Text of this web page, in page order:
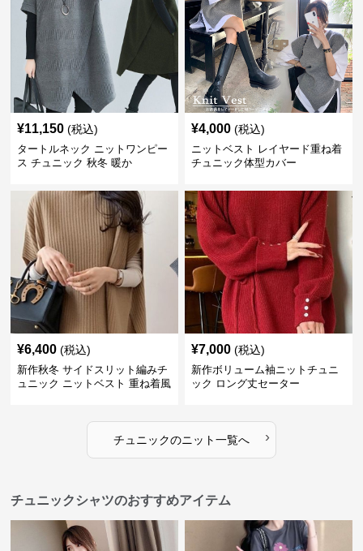
¥11,150 (税込)
タートルネック ニットワンピー
ス チュニック 秋冬 暖か
¥4,000 (税込)
ニットベスト レイヤード重ね着
チュニック体型カバー
¥6,400 (税込)
新作秋冬 サイドスリット編みチ
ュニック ニットベスト 重ね着風
¥7,000 (税込)
新作ボリューム袖ニットチュニ
ック ロング丈セーター
チュニックのニット一覧へ ›
チュニックシャツのおすすめアイテム